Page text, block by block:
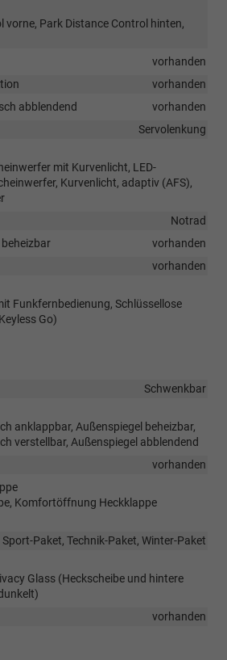
vorne, Park Distance Control hinten,
vorhanden
vorhanden
abblendend
vorhanden
Servolenkung
mit Kurvenlicht, LED-
Kurvenlicht, adaptiv (AFS),
Notrad
vorhanden
vorhanden
Funkfernbedienung, Schlüssellose
Go)
Schwenkbar
anklappbar, Außenspiegel beheizbar,
verstellbar, Außenspiegel abblendend
vorhanden
Komfortöffnung Heckklappe
Sport-Paket, Technik-Paket, Winter-Paket
Glass (Heckscheibe und hintere
vorhanden